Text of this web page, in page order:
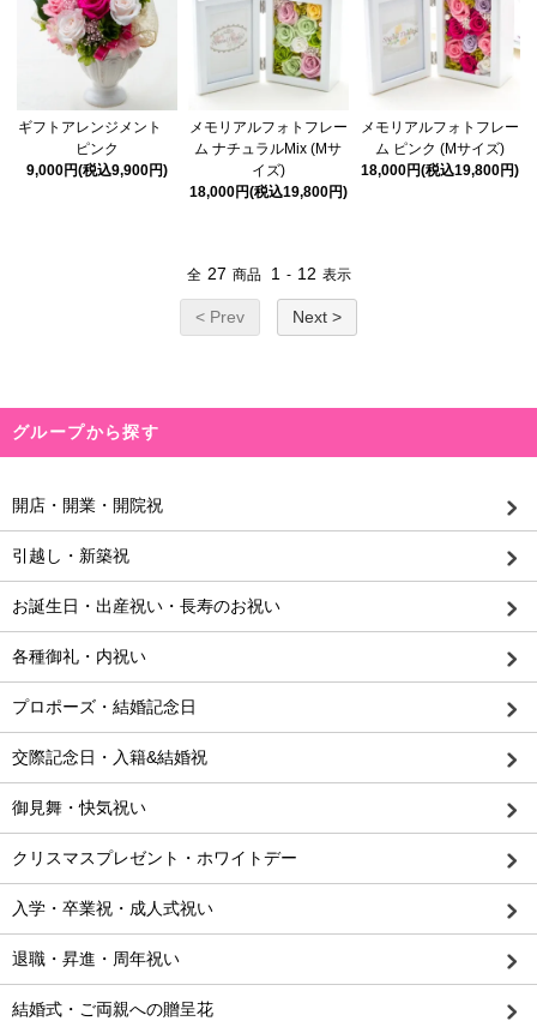
ギフトアレンジメント
ピンク
9,000円(税込9,900円)
メモリアルフォトフレー
ム ナチュラルMix (Mサ
イズ)
18,000円(税込19,800円)
メモリアルフォトフレー
ム ピンク (Mサイズ)
18,000円(税込19,800円)
全 27 商品 1 - 12 表示
< Prev Next >
グループから探す
開店・開業・開院祝
引越し・新築祝
お誕生日・出産祝い・長寿のお祝い
各種御礼・内祝い
プロポーズ・結婚記念日
交際記念日・入籍&結婚祝
御見舞・快気祝い
クリスマスプレゼント・ホワイトデー
入学・卒業祝・成人式祝い
退職・昇進・周年祝い
結婚式・ご両親への贈呈花